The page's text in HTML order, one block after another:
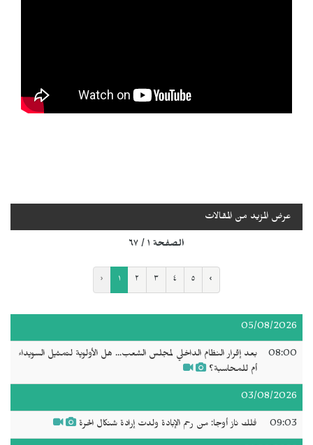
عرض المزيد من المقالات
الصفحة ١ / ٦٧
‹ ١ ٢ ٣ ٤ ٥ ›
05/08/2026
08:00
بعد إقرار النظام الداخلي لمجلس الشعب... هل الأولوية لتمثيل السويداء
أم للمحاسبة؟
03/08/2026
09:03 فلك ناز أوجا: من رحم الإبادة ولدت إرادة شنكال الحرة